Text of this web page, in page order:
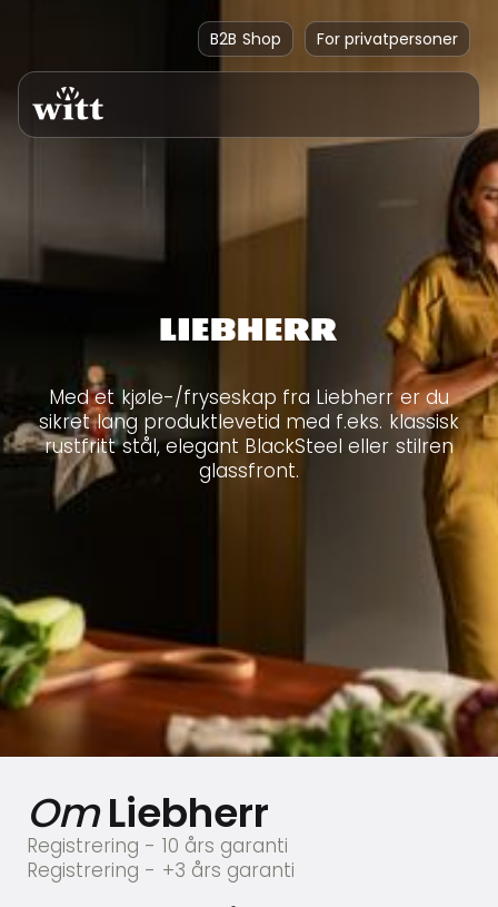
B2B Shop For privatpersoner
Med et kjøle-/fryseskap fra Liebherr er du
sikret lang produktlevetid med f.eks. klassisk
rustfritt stål, elegant BlackSteel eller stilren
glassfront.
OmLiebherr
Registrering - 10 års garanti
Registrering - +3 års garanti